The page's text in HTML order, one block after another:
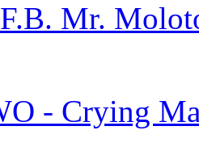
Mr.
- Crying